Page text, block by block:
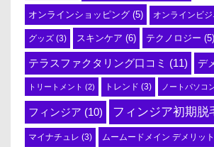
オンラインショッピング (5) オンラインビジ
グッズ (3) スキンケア (6) テクノロジー (5)
テラスファクタリング口コミ (11) デ
トリートメント (2) トレンド (3) ノートパソコ
フィンジア (10) フィンジア初期脱
マイナチュレ (3) ムームードメイン デメリット